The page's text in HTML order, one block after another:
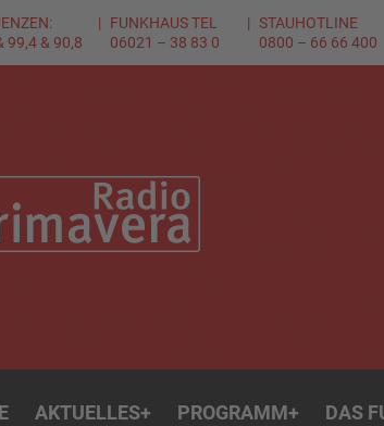
99,4 & 90,8
FUNKHAUS TEL
06021 – 38 83 0
STAUHOTLINE
0800 – 66 66 400
AKTUELLES+ PROGRAMM+ DAS